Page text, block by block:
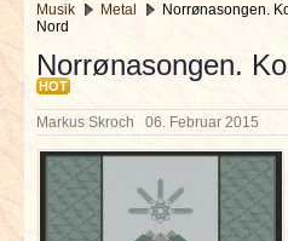
NEUESTE ARTIKEL
NEWS & DATES
BERICHTE
VERLOSUNGEN
Musik Metal
Norrønasongen.
Nord
Norrønasongen.
HOT
Markus Skroch 06. Februar 2015